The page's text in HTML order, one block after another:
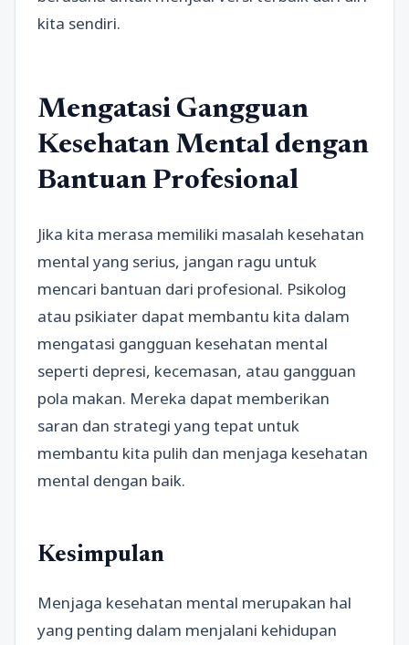
kita sendiri.
Mengatasi Gangguan
Kesehatan Mental dengan
Bantuan Profesional
Jika kita merasa memiliki masalah kesehatan
mental yang serius, jangan ragu untuk
mencari bantuan dari profesional. Psikolog
atau psikiater dapat membantu kita dalam
mengatasi gangguan kesehatan mental
seperti depresi, kecemasan, atau gangguan
pola makan. Mereka dapat memberikan
saran dan strategi yang tepat untuk
membantu kita pulih dan menjaga kesehatan
mental dengan baik.
Kesimpulan
Menjaga kesehatan mental merupakan hal
yang penting dalam menjalani kehidupan